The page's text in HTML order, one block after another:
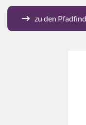
zu den